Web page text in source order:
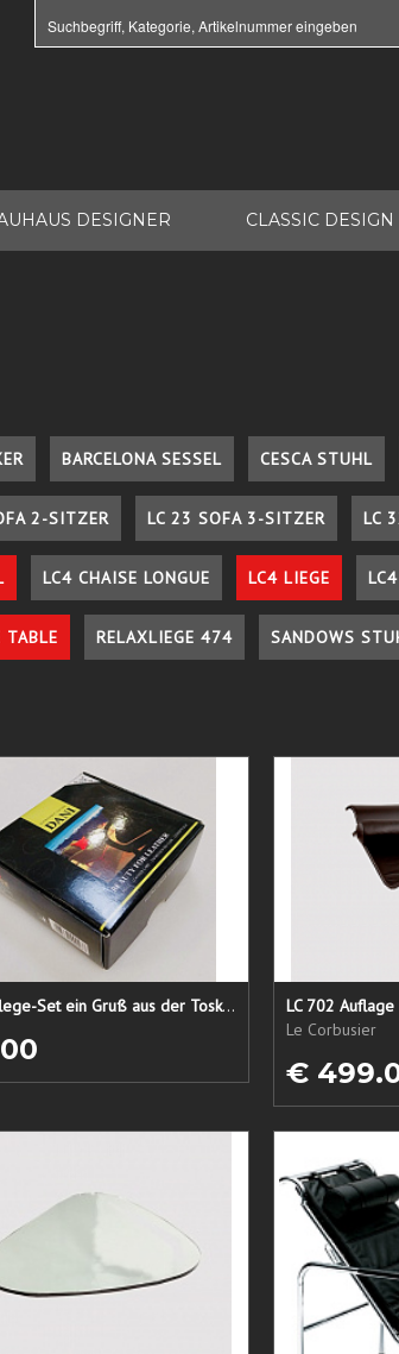
DESIGNER CLASSIC DESIGN
BARCELONA SESSEL CESCA STUHL
2-SITZER LC 23 SOFA 3-SITZER LC
LC4 CHAISE LONGUE LC4 LIEGE
TABLE RELAXLIEGE 474 SANDOWS
Lederpflege-Set ein Gruß aus der Toskana...
LC 702
Le Corbusier
€